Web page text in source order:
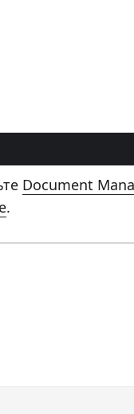
Document
.